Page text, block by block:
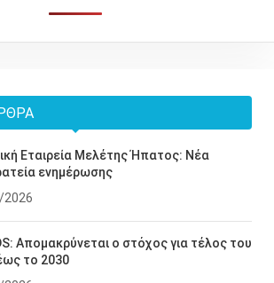
Εταιρεία Μελέτης Ήπατος: Νέα
ενημέρωσης
Απομακρύνεται ο στόχος για τέλος του
το 2030